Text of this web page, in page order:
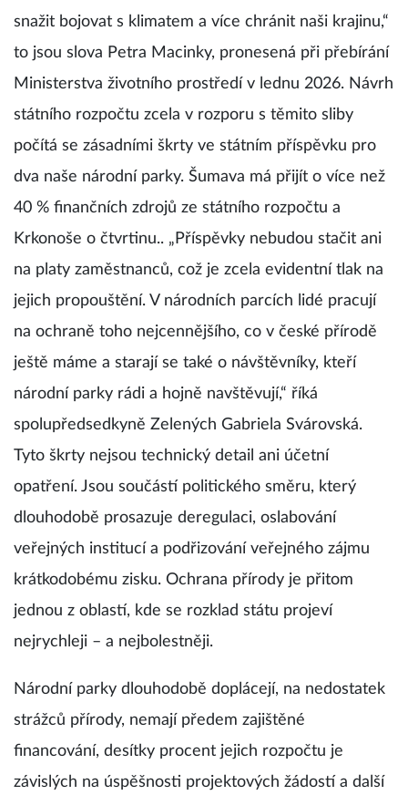
snažit bojovat s klimatem a více chránit naši krajinu,“
to jsou slova Petra Macinky, pronesená při přebírání
Ministerstva životního prostředí v lednu 2026. Návrh
státního rozpočtu zcela v rozporu s těmito sliby
počítá se zásadními škrty ve státním příspěvku pro
dva naše národní parky. Šumava má přijít o více než
40 % finančních zdrojů ze státního rozpočtu a
Krkonoše o čtvrtinu.. „Příspěvky nebudou stačit ani
na platy zaměstnanců, což je zcela evidentní tlak na
jejich propouštění. V národních parcích lidé pracují
na ochraně toho nejcennějšího, co v české přírodě
ještě máme a starají se také o návštěvníky, kteří
národní parky rádi a hojně navštěvují,“ říká
spolupředsedkyně Zelených Gabriela Svárovská.
Tyto škrty nejsou technický detail ani účetní
opatření. Jsou součástí politického směru, který
dlouhodobě prosazuje deregulaci, oslabování
veřejných institucí a podřizování veřejného zájmu
krátkodobému zisku. Ochrana přírody je přitom
jednou z oblastí, kde se rozklad státu projeví
nejrychleji – a nejbolestněji.
Národní parky dlouhodobě doplácejí, na nedostatek
strážců přírody, nemají předem zajištěné
financování, desítky procent jejich rozpočtu je
závislých na úspěšnosti projektových žádostí a další